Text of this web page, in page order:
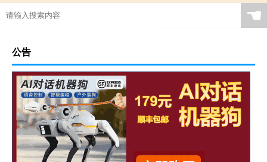
☚
公告